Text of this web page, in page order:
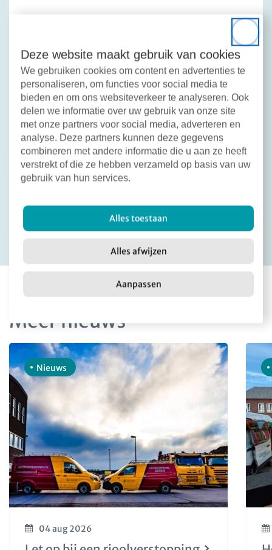
Close
Deze website maakt gebruik van cookies
We gebruiken cookies om content en advertenties te
personaliseren, om functies voor social media te
bieden en om ons websiteverkeer te analyseren. Ook
delen we informatie over uw gebruik van onze site
met onze partners voor social media, adverteren en
analyse. Deze partners kunnen deze gegevens
combineren met andere informatie die u aan ze heeft
verstrekt of die ze hebben verzameld op basis van uw
gebruik van hun services.
Alles toestaan
Alles afwijzen
Aanpassen
Op de afbeelding zie je de visuele samenvatting.
Oflees hier ons volledige plan.
Visual-Ondernemingsplan_pdf Downloaden
Terug naar overzicht
Meer nieuws
Nieuws
04 aug 2026